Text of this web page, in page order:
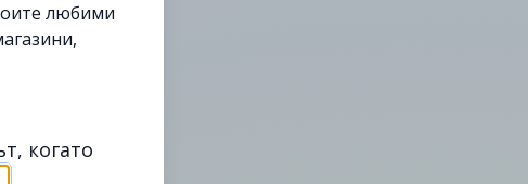
любими
когато